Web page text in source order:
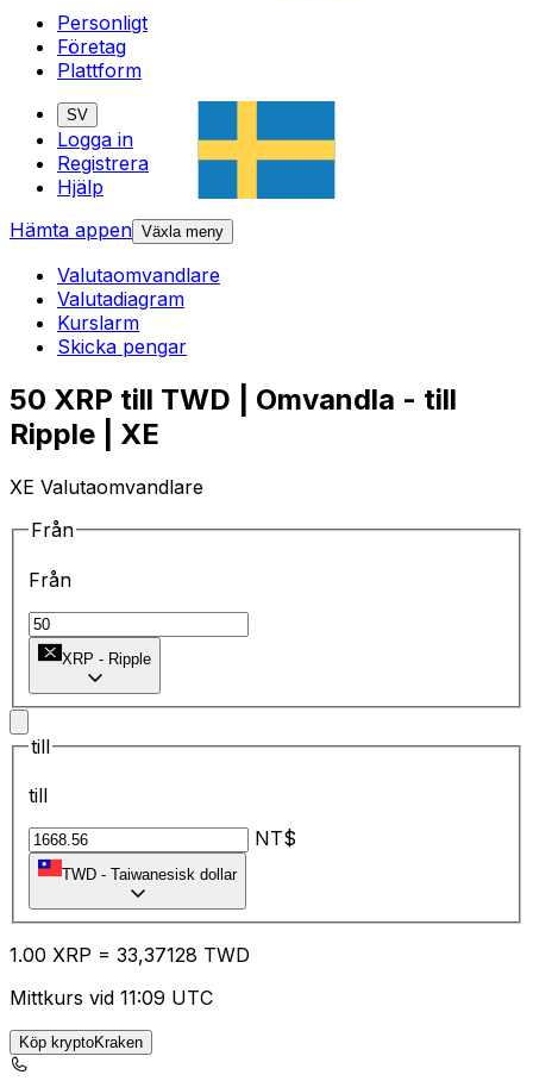
Personligt
Företag
Plattform
SV
Logga in
Registrera
Hjälp
Hämta appen Växla meny
Valutaomvandlare
Valutadiagram
Kurslarm
Skicka pengar
50 XRP till TWD | Omvandla - till
Ripple | XE
XE Valutaomvandlare
Från
Från
XRP - Ripple
till
till
NT$
TWD - Taiwanesisk dollar
1.00 XRP = 33,37128 TWD
Mittkurs vid 11:09 UTC
Köp kryptoKraken